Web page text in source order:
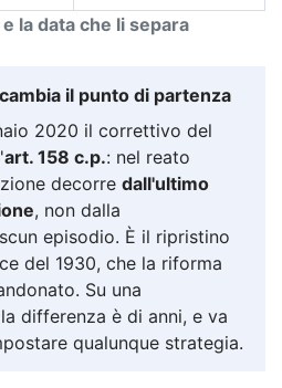
la data che li separa
il punto di partenza
2020 il correttivo del
art. 158 c.p.: nel reato
decorre dall'ultimo
, non dalla
episodio. È il ripristino
del 1930, che la riforma
Su una
differenza è di anni, e va
qualunque strategia.